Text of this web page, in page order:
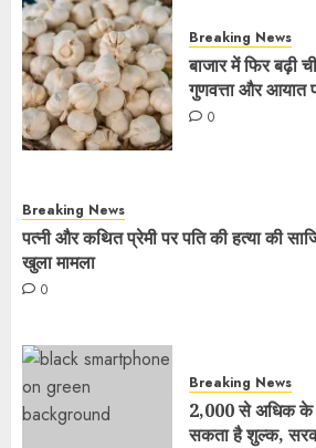
Breaking News
बाजार में फिर बढ़ी
गुणवत्ता और आयात
0
Breaking News
पत्नी और कथित प्रेमी पर पति की हत्या की
खुला मामला
0
Breaking News
2,000 से अधिक के
सकता है शुल्क,